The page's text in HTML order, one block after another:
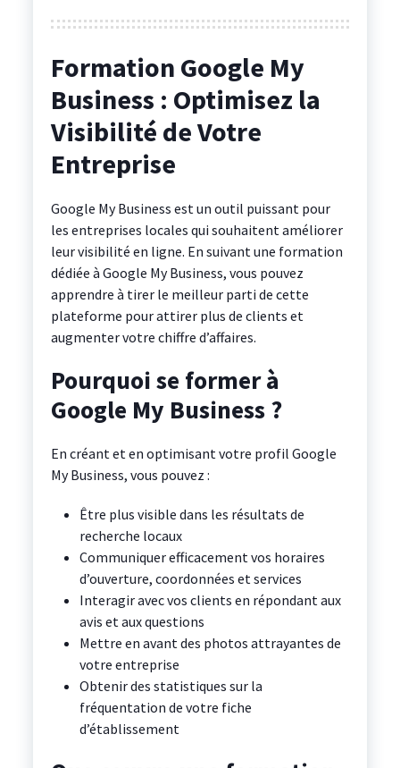
Formation Google My
Business : Optimisez la
Visibilité de Votre
Entreprise
Google My Business est un outil puissant pour
les entreprises locales qui souhaitent améliorer
leur visibilité en ligne. En suivant une formation
dédiée à Google My Business, vous pouvez
apprendre à tirer le meilleur parti de cette
plateforme pour attirer plus de clients et
augmenter votre chiffre d’affaires.
Pourquoi se former à
Google My Business ?
En créant et en optimisant votre profil Google
My Business, vous pouvez :
Être plus visible dans les résultats de
recherche locaux
Communiquer efficacement vos horaires
d’ouverture, coordonnées et services
Interagir avec vos clients en répondant aux
avis et aux questions
Mettre en avant des photos attrayantes de
votre entreprise
Obtenir des statistiques sur la
fréquentation de votre fiche
d’établissement